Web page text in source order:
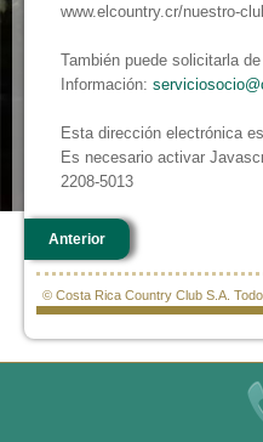
www.elcountry.cr/nuestro-
También puede solicitarla
Información:
Esta dirección electrónica
Es necesario activar
2208-5013
Anterior
© Costa Rica Country Club S.A.